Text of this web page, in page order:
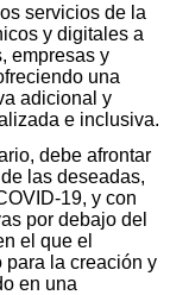
servicios de la
y digitales a
empresas y
una
adicional y
e inclusiva.
debe afrontar
las deseadas,
19, y con
por debajo del
el que el
para la creación y
en una